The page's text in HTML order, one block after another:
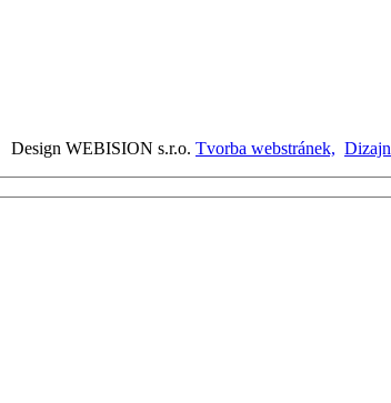
Design WEBISION s.r.o. Tvorba webstránek, Dizajn